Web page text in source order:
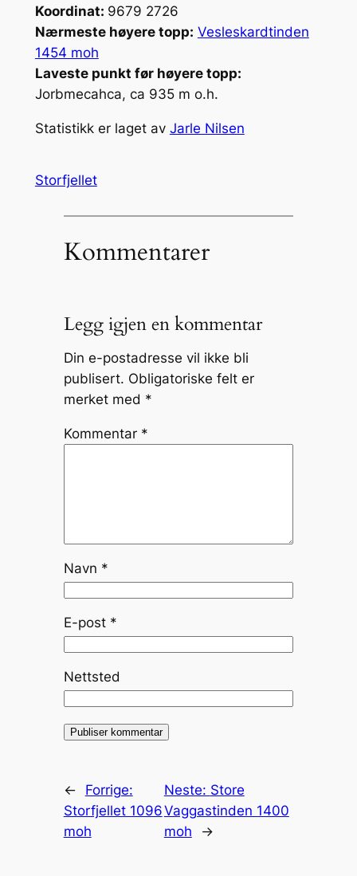
Koordinat: 9679 2726
Nærmeste høyere topp: Vesleskardtinden
1454 moh
Laveste punkt før høyere topp:
Jorbmecahca, ca 935 m o.h.
Statistikk er laget av Jarle Nilsen
Storfjellet
Kommentarer
Legg igjen en kommentar
Din e-postadresse vil ikke bli
publisert. Obligatoriske felt er
merket med *
Kommentar *
Navn *
E-post *
Nettsted
←
Forrige:
Storfjellet 1096
moh
Neste: Store
Vaggastinden 1400
moh
→